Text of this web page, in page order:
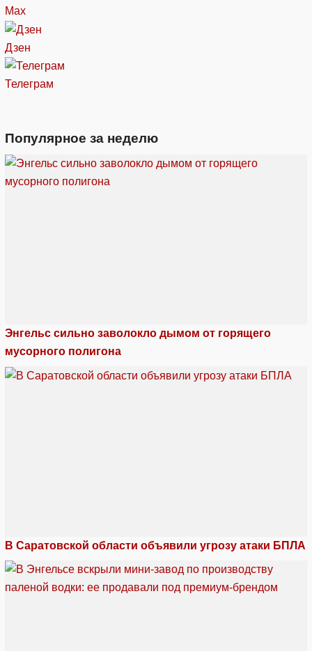
Max
Дзен
Телеграм
Популярное за неделю
Энгельс сильно заволокло дымом от горящего
мусорного полигона
В Саратовской области объявили угрозу атаки БПЛА